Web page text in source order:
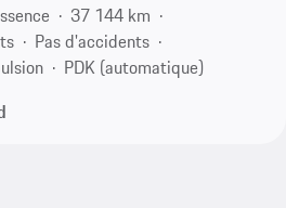
37 144 km
Pas d'accidents
PDK (automatique)